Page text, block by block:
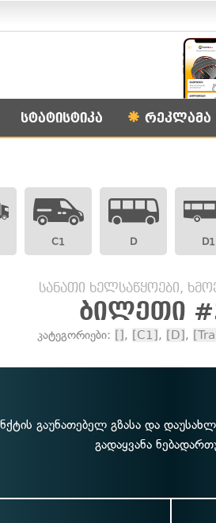
სტატისტიკა რეკლამა
C1 D D1
სანათი ხელსაწყოები,
ბილეთი
კატეგორიები: [], [C1], [D],
გაუნათებელ გზასა და
გადაყვანა